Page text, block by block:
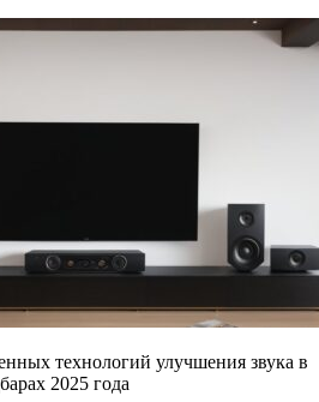
технологий улучшения звука в
2025 года